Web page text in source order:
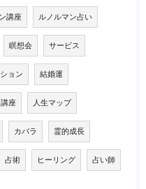
講座 ルノルマン占い
瞑想会 サービス
ョン 結婚運
座 人生マップ
カバラ 霊的成長
占術 ヒーリング 占い師